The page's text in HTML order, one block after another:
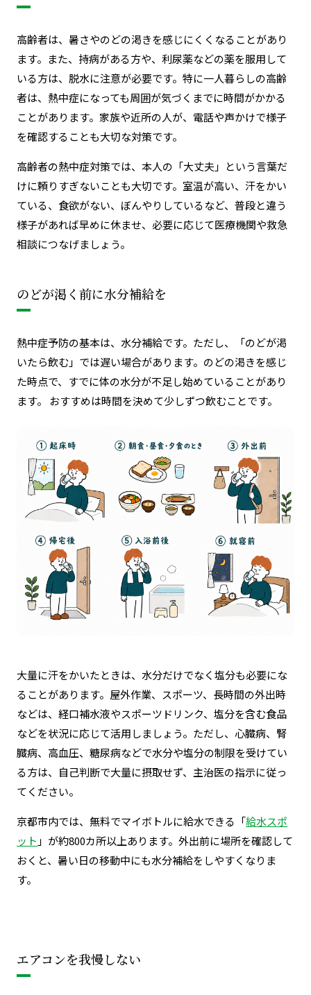
高齢者は、暑さやのどの渇きを感じにくくなることがあり
ます。また、持病がある方や、利尿薬などの薬を服用して
いる方は、脱水に注意が必要です。特に一人暮らしの高齢
者は、熱中症になっても周囲が気づくまでに時間がかかる
ことがあります。家族や近所の人が、電話や声かけで様子
を確認することも大切な対策です。
高齢者の熱中症対策では、本人の「大丈夫」という言葉だ
けに頼りすぎないことも大切です。室温が高い、汗をかい
ている、食欲がない、ぼんやりしているなど、普段と違う
様子があれば早めに休ませ、必要に応じて医療機関や救急
相談につなげましょう。
のどが渇く前に水分補給を
熱中症予防の基本は、水分補給です。ただし、「のどが渇
いたら飲む」では遅い場合があります。のどの渇きを感じ
た時点で、すでに体の水分が不足し始めていることがあり
ます。
おすすめは時間を決めて少しずつ飲むことです。
大量に汗をかいたときは、水分だけでなく塩分も必要にな
ることがあります。屋外作業、スポーツ、長時間の外出時
などは、経口補水液やスポーツドリンク、塩分を含む食品
などを状況に応じて活用しましょう。 ただし、心臓病、腎
臓病、高血圧、糖尿病などで水分や塩分の制限を受けてい
る方は、自己判断で大量に摂取せず、主治医の指示に従っ
てください。
京都市内では、無料でマイボトルに給水できる「給水スポ
ット 」が約800カ所以上あります。外出前に場所を確認して
おくと、暑い日の移動中にも水分補給をしやすくなりま
す。
エアコンを我慢しない